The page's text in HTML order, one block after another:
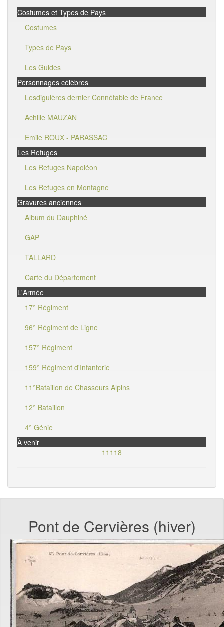
Costumes et Types de Pays
Costumes
Types de Pays
Les Guides
Personnages célèbres
Lesdiguières dernier Connétable de France
Achille MAUZAN
Emile ROUX - PARASSAC
Les Refuges
Les Refuges Napoléon
Les Refuges en Montagne
Gravures anciennes
Album du Dauphiné
GAP
TALLARD
Carte du Département
L'Armée
17° Régiment
96° Régiment de Ligne
157° Régiment
159° Régiment d'Infanterie
11°Bataillon de Chasseurs Alpins
12° Bataillon
4° Génie
À venir
11118
Pont de Cervières (hiver)